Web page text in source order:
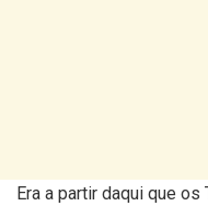
Era a partir daqui que